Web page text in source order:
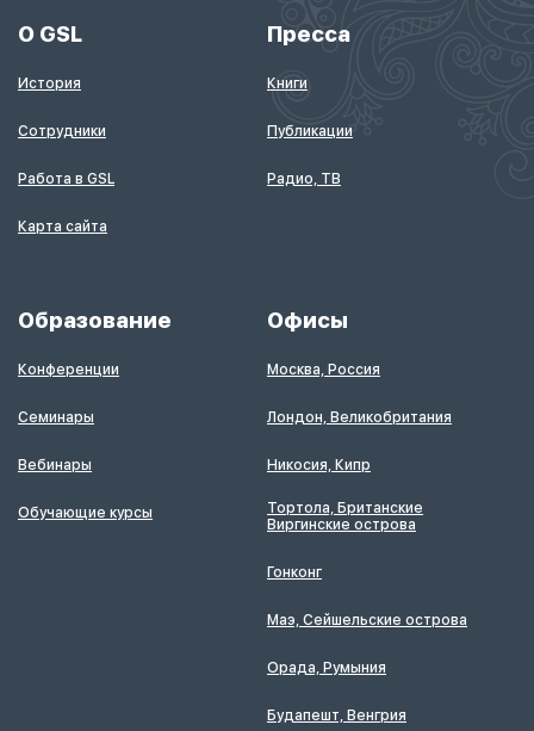
О GSL
История
Сотрудники
Работа в GSL
Карта сайта
Пресса
Книги
Публикации
Радио, ТВ
Образование
Конференции
Семинары
Вебинары
Обучающие курсы
Офисы
Москва, Россия
Лондон, Великобритания
Никосия, Кипр
Тортола, Британские
Виргинские острова
Гонконг
Маэ, Сейшельские острова
Орада, Румыния
Будапешт, Венгрия